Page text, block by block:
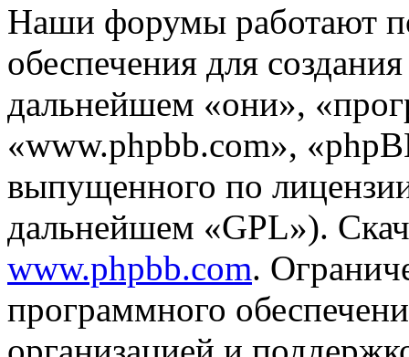
Наши форумы работают
обеспечения для
дальнейшем «они»,
«www.phpbb.com»,
выпущенного по
дальнейшем «GPL»).
www.phpbb.com.
программного